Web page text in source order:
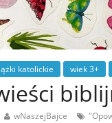
katolickie wiek 3+
wNaszejBajce